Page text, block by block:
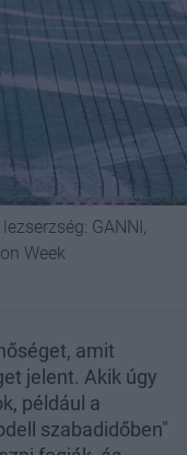
GANNI,
Week
amit
jelent. Akik úgy
például a
szabadidőben"